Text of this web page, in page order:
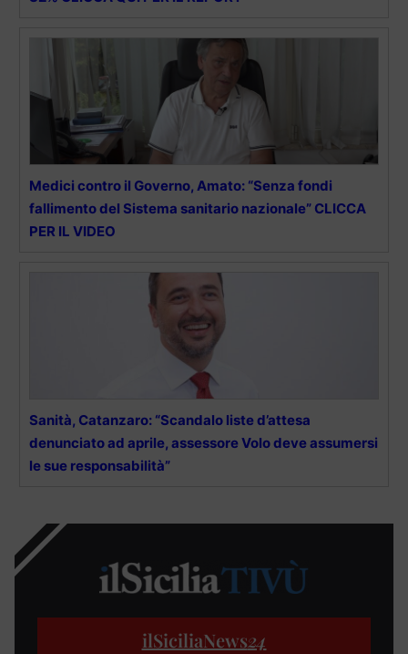
Medici contro il Governo, Amato: “Senza fondi
fallimento del Sistema sanitario nazionale” CLICCA
PER IL VIDEO
Sanità, Catanzaro: “Scandalo liste d’attesa
denunciato ad aprile, assessore Volo deve assumersi
le sue responsabilità”
ilSiciliaNews24